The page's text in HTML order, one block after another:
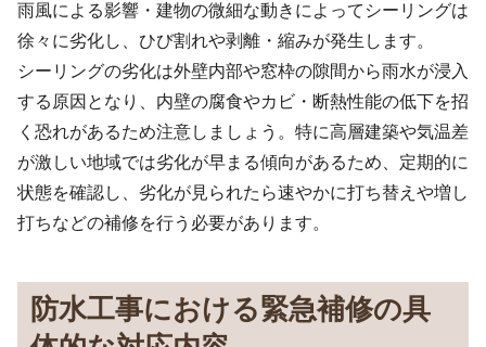
雨風による影響・建物の微細な動きによってシーリングは
徐々に劣化し、ひび割れや剥離・縮みが発生します。
シーリングの劣化は外壁内部や窓枠の隙間から雨水が浸入
する原因となり、内壁の腐食やカビ・断熱性能の低下を招
く恐れがあるため注意しましょう。特に高層建築や気温差
が激しい地域では劣化が早まる傾向があるため、定期的に
状態を確認し、劣化が見られたら速やかに打ち替えや増し
打ちなどの補修を行う必要があります。
防水工事における緊急補修の具